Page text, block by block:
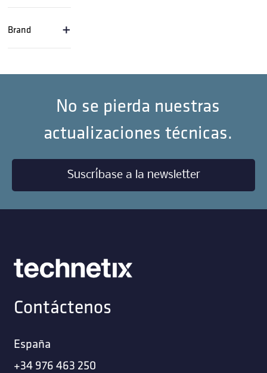
Brand +
No se pierda nuestras
actualizaciones técnicas.
Suscríbase a la newsletter
Contáctenos
España
+34 976 463 250